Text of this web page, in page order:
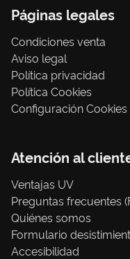
Páginas legales
Condiciones venta
Aviso legal
Política privacidad
Política Cookies
Configuración Cookies
Atención al
Ventajas UV
Preguntas frecuentes
Quiénes somos
Formulario
Accesibilidad